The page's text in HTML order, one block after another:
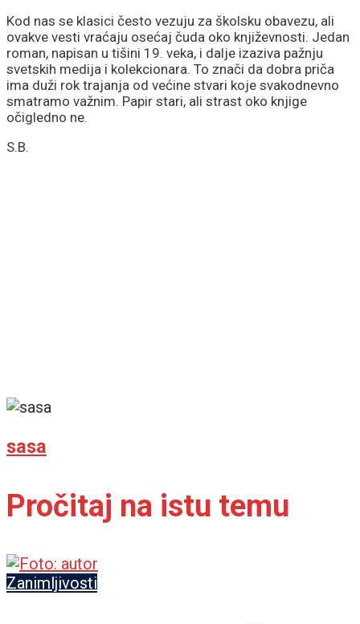
Kod nas se klasici često vezuju za školsku obavezu, ali
ovakve vesti vraćaju osećaj čuda oko književnosti. Jedan
roman, napisan u tišini 19. veka, i dalje izaziva pažnju
svetskih medija i kolekcionara. To znači da dobra priča
ima duži rok trajanja od većine stvari koje svakodnevno
smatramo važnim. Papir stari, ali strast oko knjige
očigledno ne.
S.B.
sasa
Pročitaj na istu temu
Zanimljivosti